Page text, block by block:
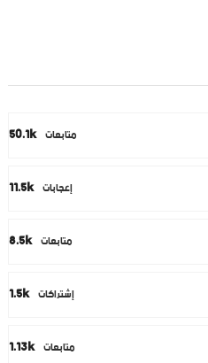
50.1k متابعات
11.5k إعجابات
8.5k متابعات
1.5k إشتراكات
1.13k متابعات